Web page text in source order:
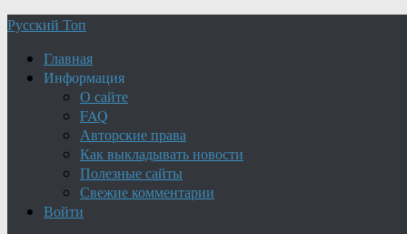
Русский Топ
Главная
Информация
О сайте
FAQ
Авторские права
Как выкладывать новости
Полезные сайты
Свежие комментарии
Войти